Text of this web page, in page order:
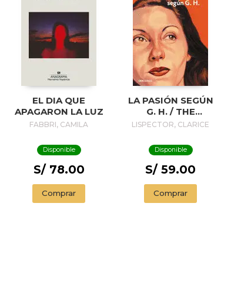
EL DIA QUE
APAGARON LA LUZ
FABBRI, CAMILA
Disponible
S/ 78.00
Comprar
LA PASIÓN SEGÚN
G. H. / THE
PASSION
H.
LISPECTOR, CLARICE
Disponible
S/ 59.00
Comprar